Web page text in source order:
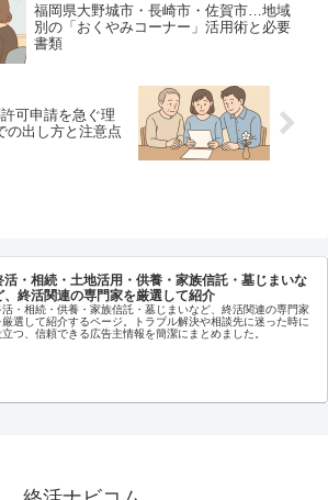
福岡県大野城市・長崎市・佐賀市…地域
別の「おくやみコーナー」活用術と必要
書類
可申請を急ぐ理
の出し方と注意点
活・相続・土地活用・供養・家族信託・墓じまいな
、終活関連の専門家を厳選して紹介
活・相続・供養・家族信託・墓じまいなど、終活関連の専門家
厳選して紹介するページ。トラブル解決や相談先に迷った時に
立つ、信頼できる広告主情報を簡潔にまとめました。